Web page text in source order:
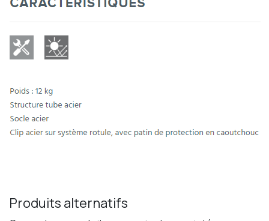
Produits alternatifs